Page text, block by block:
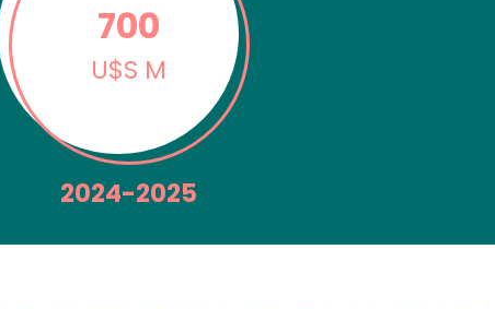
700
U$S M
2024-2025